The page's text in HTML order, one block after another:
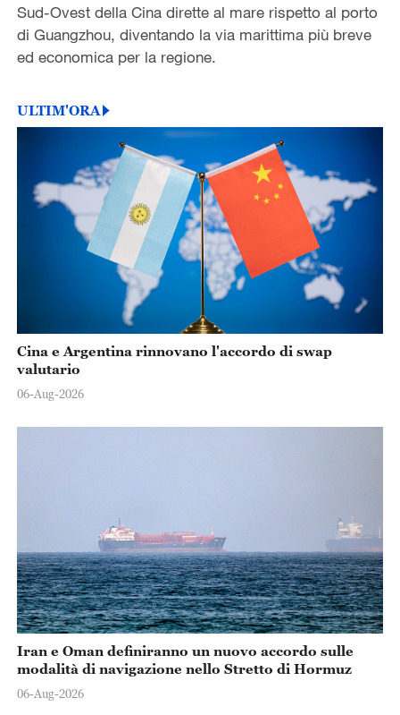
Sud-Ovest della Cina dirette al mare rispetto al porto
di Guangzhou, diventando la via marittima più breve
ed economica per la regione.
ULTIM'ORA
Cina e Argentina rinnovano l'accordo di swap
valutario
06-Aug-2026
Iran e Oman definiranno un nuovo accordo sulle
modalità di navigazione nello Stretto di Hormuz
06-Aug-2026